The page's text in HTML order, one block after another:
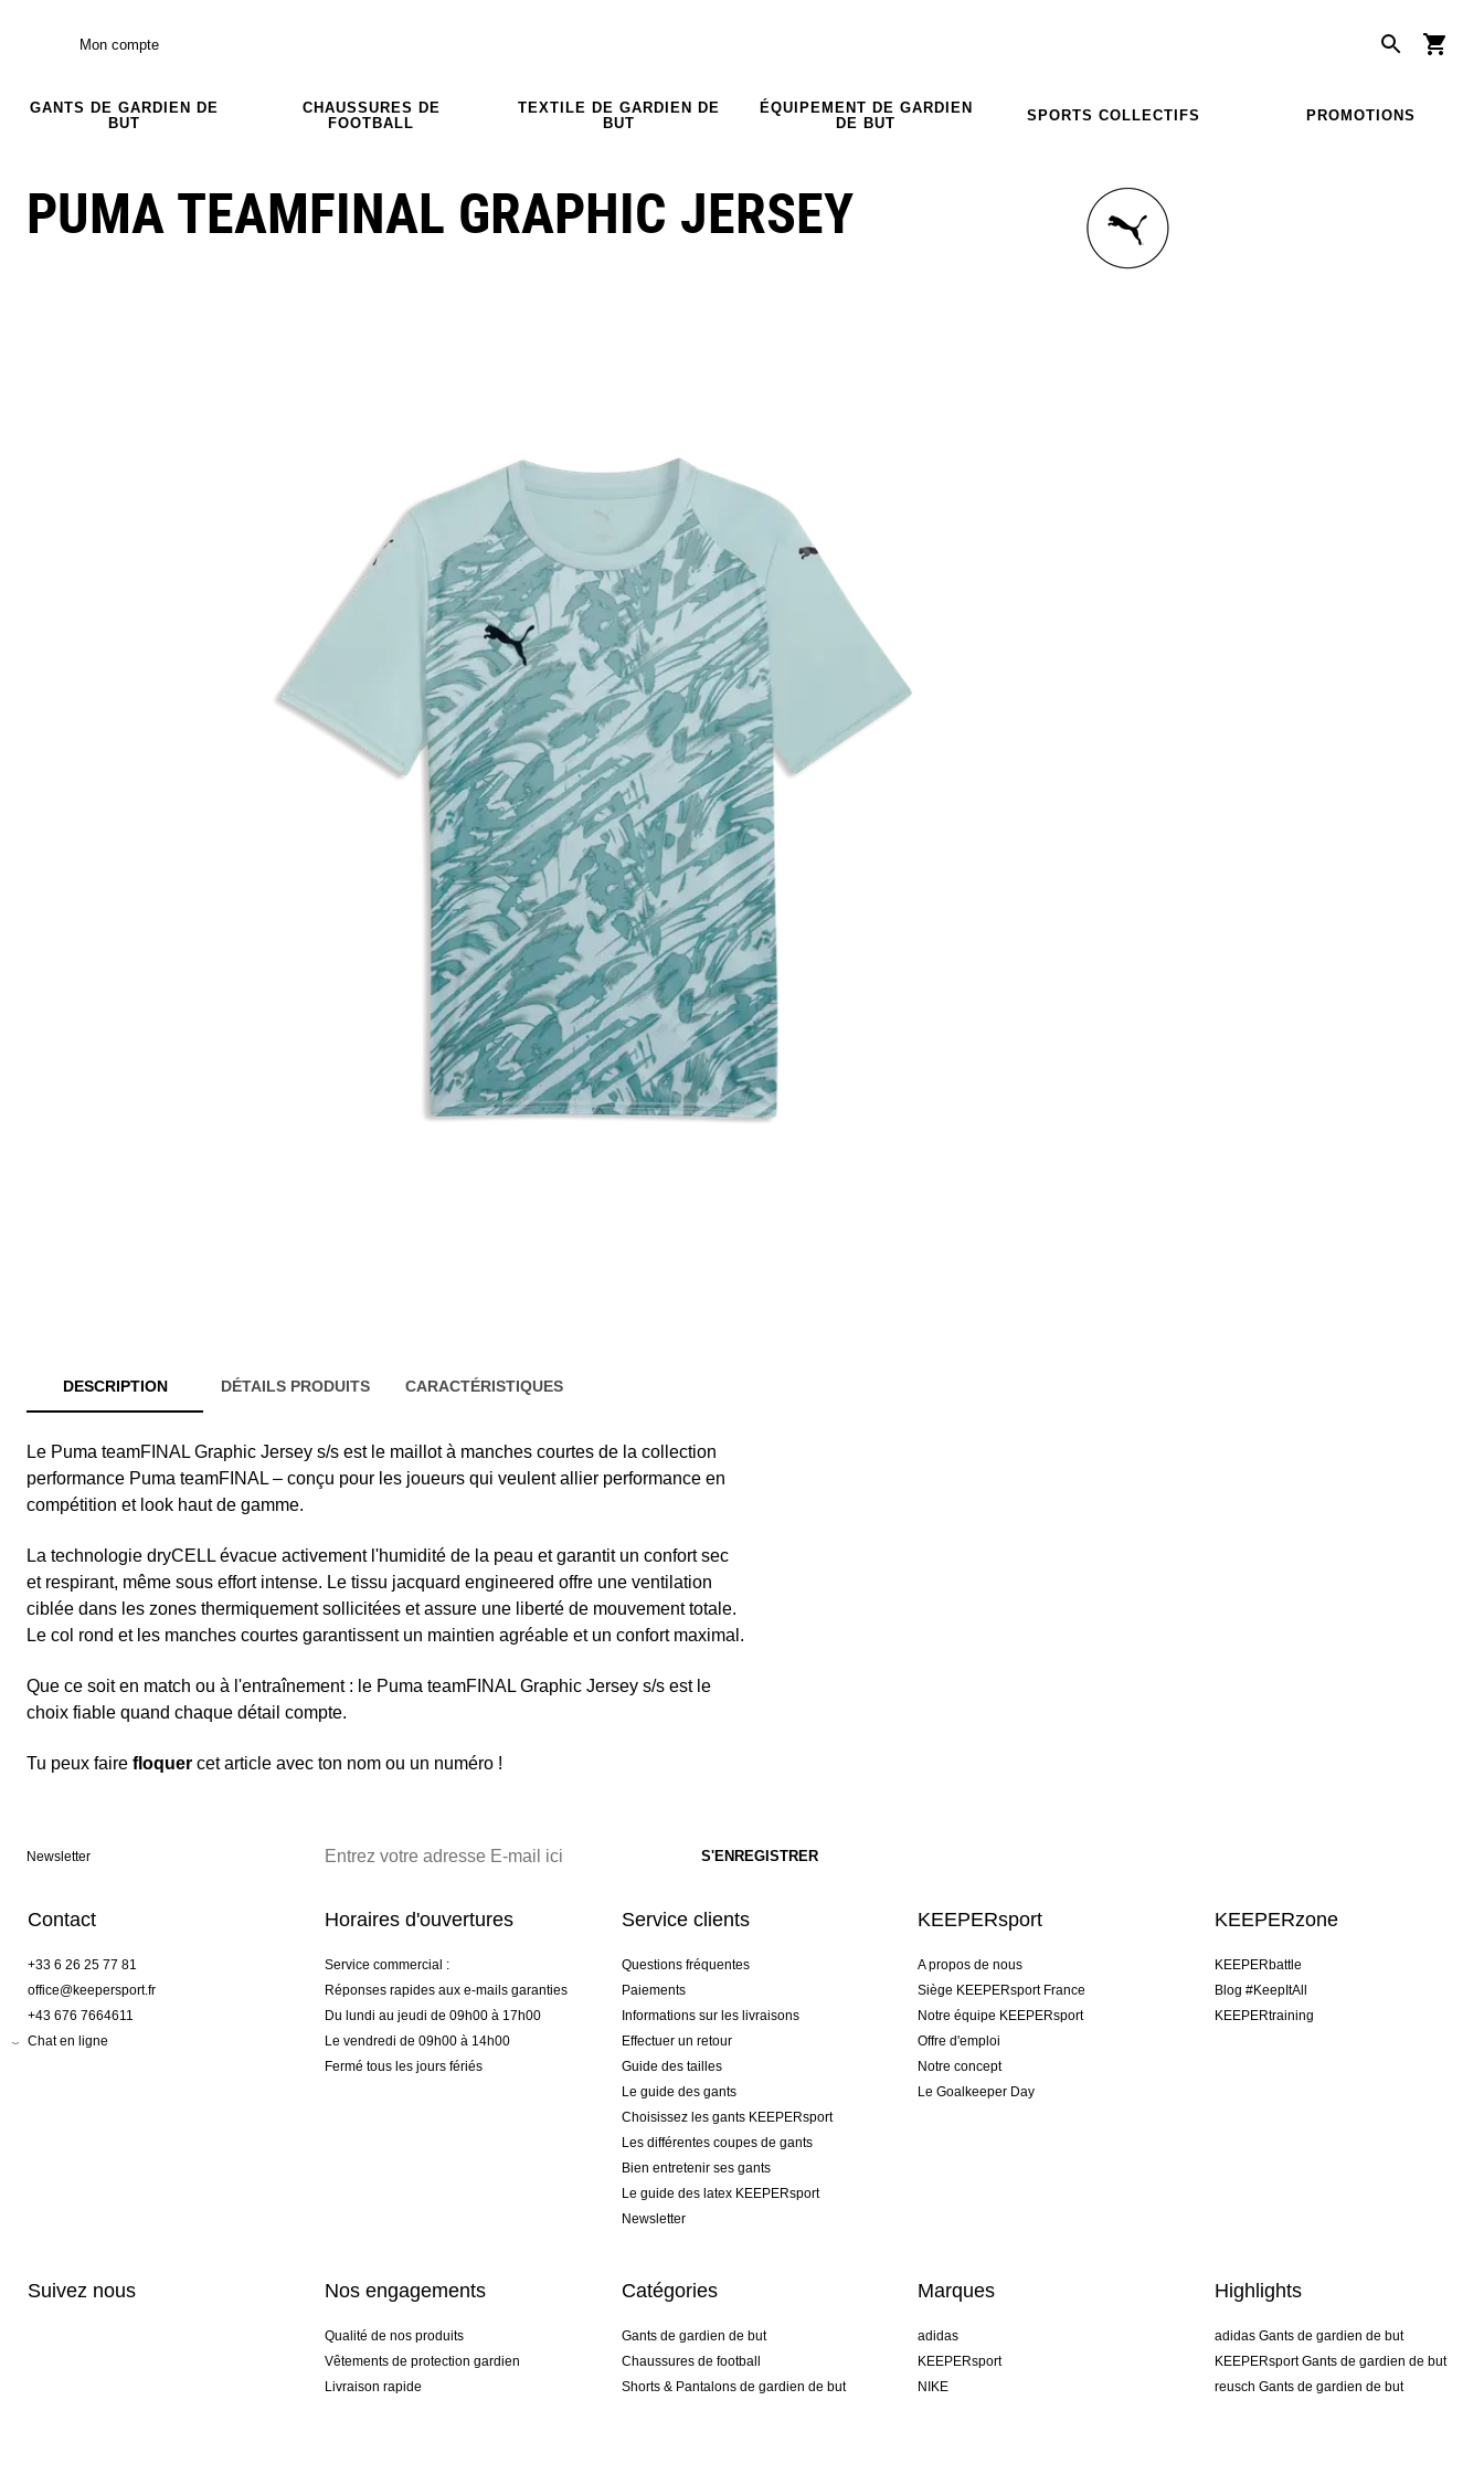
Mon compte
GANTS DE GARDIEN DE
BUT
CHAUSSURES DE
FOOTBALL
TEXTILE DE GARDIEN DE
BUT
ÉQUIPEMENT DE GARDIEN
DE BUT
SPORTS COLLECTIFS PROMOTIONS
PUMA TEAMFINAL GRAPHIC JERSEY
DESCRIPTION DÉTAILS PRODUITS CARACTÉRISTIQUES
Le Puma teamFINAL Graphic Jersey s/s est le maillot à manches courtes de la collection
performance Puma teamFINAL – conçu pour les joueurs qui veulent allier performance en
compétition et look haut de gamme.
La technologie dryCELL évacue activement l'humidité de la peau et garantit un confort sec
et respirant, même sous effort intense. Le tissu jacquard engineered offre une ventilation
ciblée dans les zones thermiquement sollicitées et assure une liberté de mouvement totale.
Le col rond et les manches courtes garantissent un maintien agréable et un confort maximal.
Que ce soit en match ou à l'entraînement : le Puma teamFINAL Graphic Jersey s/s est le
choix fiable quand chaque détail compte.
Tu peux faire floquer cet article avec ton nom ou un numéro !
Newsletter
Contact
+33 6 26 25 77 81
office@keepersport.fr
+43 676 7664611
Chat en ligne
Horaires d'ouvertures
Service commercial :
Réponses rapides aux e-mails garanties
Du lundi au jeudi de 09h00 à 17h00
Le vendredi de 09h00 à 14h00
Fermé tous les jours fériés
Service clients
Questions fréquentes
Paiements
Informations sur les livraisons
Effectuer un retour
Guide des tailles
Le guide des gants
Choisissez les gants KEEPERsport
Les différentes coupes de gants
Bien entretenir ses gants
Le guide des latex KEEPERsport
Newsletter
KEEPERsport
A propos de nous
Siège KEEPERsport France
Notre équipe KEEPERsport
Offre d'emploi
Notre concept
Le Goalkeeper Day
KEEPERzone
KEEPERbattle
Blog #KeepItAll
KEEPERtraining
Suivez nous Nos engagements
Qualité de nos produits
Vêtements de protection gardien
Livraison rapide
Catégories
Gants de gardien de but
Chaussures de football
Shorts & Pantalons de gardien de but
Marques
adidas
KEEPERsport
NIKE
Highlights
adidas Gants de gardien de but
KEEPERsport Gants de gardien de but
reusch Gants de gardien de but